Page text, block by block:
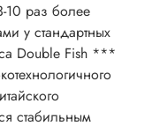
10 раз более
у стандартных
стабильным